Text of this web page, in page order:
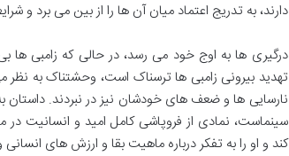
دارند، به تدریج اعتماد میان آن ها را از بین می برد و
درگیری ها به اوج خود می رسد، در حالی که زامبی ها
تهدید بیرونی زامبی ها ترسناک است، وحشتناک به
نارسایی ها و ضعف های خودشان نیز در نبردند. داستان
سینماست، نمادی از فروپاشی کامل امید و انسانیت
کند و او را به تفکر درباره ماهیت بقا و ارزش های انسانی